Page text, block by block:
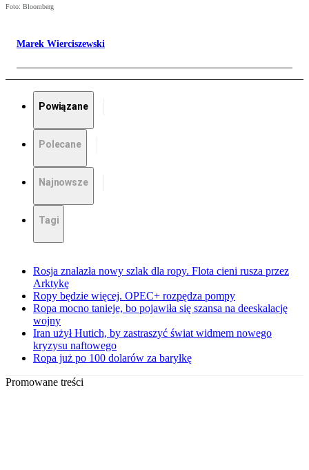
Foto: Bloomberg
Marek Wierciszewski
Powiązane
Polecane
Najnowsze
Tagi
Rosja znalazła nowy szlak dla ropy. Flota cieni rusza przez
Arktykę
Ropy będzie więcej. OPEC+ rozpędza pompy
Ropa mocno tanieje, bo pojawiła się szansa na deeskalację
wojny
Iran użył Hutich, by zastraszyć świat widmem nowego
kryzysu naftowego
Ropa już po 100 dolarów za baryłkę
Promowane treści